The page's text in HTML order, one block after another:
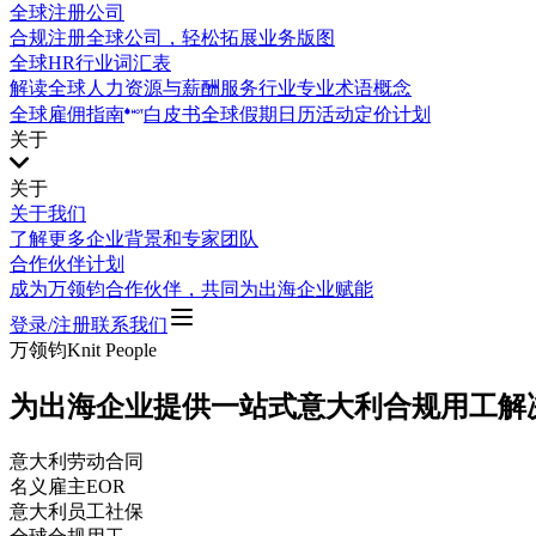
全球注册公司
合规注册全球公司，轻松拓展业务版图
全球HR行业词汇表
解读全球人力资源与薪酬服务行业专业术语概念
全球雇佣指南
白皮书全球假期日历活动定价计划
关于
关于
关于我们
了解更多企业背景和专家团队
合作伙伴计划
成为万领钧合作伙伴，共同为出海企业赋能
登录/注册联系我们
万领钧Knit People
为出海企业提供一站式意大利合规用工解
意大利劳动合同
名义雇主EOR
意大利员工社保